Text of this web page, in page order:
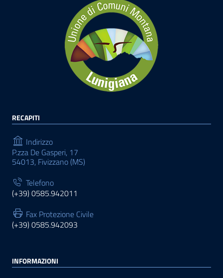
RECAPITI
Indirizzo
P.zza De Gasperi, 17
54013, Fivizzano (MS)
Telefono
(+39) 0585.942011
Fax Protezione Civile
(+39) 0585.942093
INFORMAZIONI